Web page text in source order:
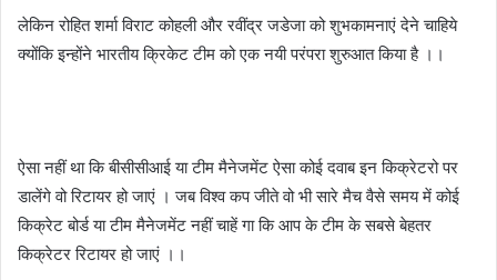
लेकिन रोहित शर्मा विराट कोहली और रवींद्र जडेजा को शुभकामनाएं देने चाहिये
क्योंकि इन्होंने भारतीय क्रिकेट टीम को एक नयी परंपरा शुरुआत किया है ।।
ऐसा नहीं था कि बीसीसीआई या टीम मैनेजमेंट ऐसा कोई दवाब इन किक्रेटरो पर
डालेंगे वो रिटायर हो जाएं । जब विश्व कप जीते वो भी सारे मैच वैसे समय में कोई
किक्रेट बोर्ड या टीम मैनेजमेंट नहीं चाहें गा कि आप के टीम के सबसे बेहतर
किक्रेटर रिटायर हो जाएं ।।